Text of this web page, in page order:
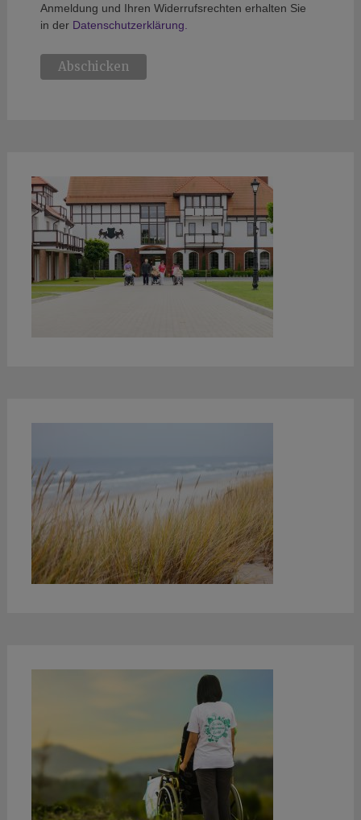
Anmeldung und Ihren Widerrufsrechten erhalten Sie
in der Datenschutzerklärung.